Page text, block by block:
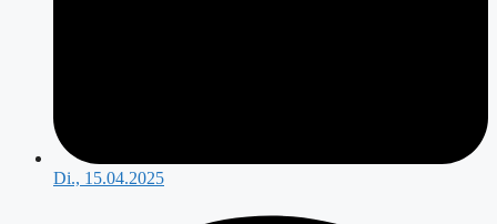
Di., 15.04.2025